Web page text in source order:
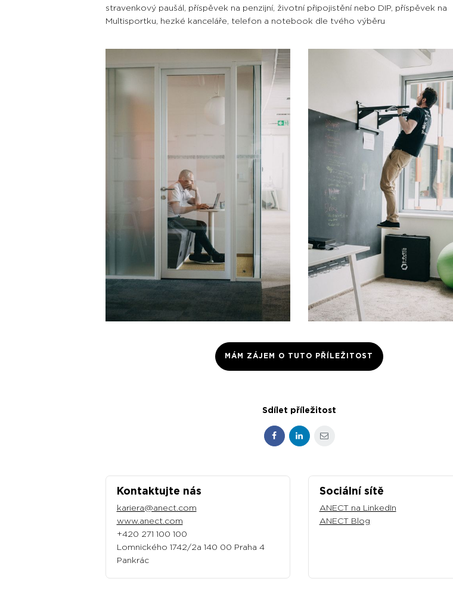
stravenkový paušál, příspěvek na penzijní, životní připojistění nebo DIP, příspěvek na
Multisportku, hezké kanceláře, telefon a notebook dle tvého výběru
MÁM ZÁJEM O TUTO PŘÍLEŽITOST
Sdílet příležitost
FacebookLinkedInE-mail
Kontaktujte nás
kariera@anect.com
www.anect.com
+420 271 100 100
Lomnického 1742/2a 140 00 Praha 4
Pankrác
Sociální sítě
ANECT na LinkedIn
ANECT Blog